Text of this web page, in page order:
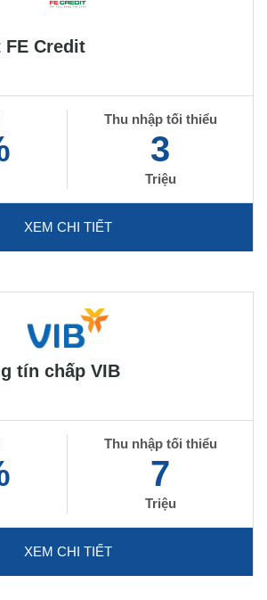
FE Credit
Thu nhập tối thiểu
3
Triệu
XEM CHI TIẾT
tín chấp VIB
Thu nhập tối thiểu
7
Triệu
XEM CHI TIẾT